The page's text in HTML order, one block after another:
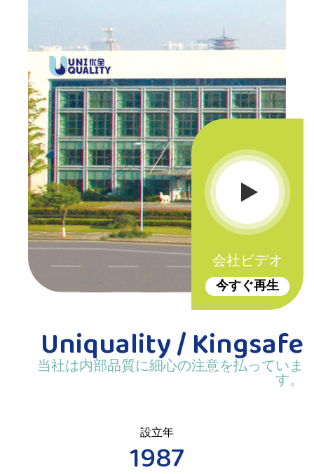
会社ビデオ
今すぐ再生
Uniquality / Kingsafe
当社は内部品質に細心の注意を払っていま
す。
設立年
1987